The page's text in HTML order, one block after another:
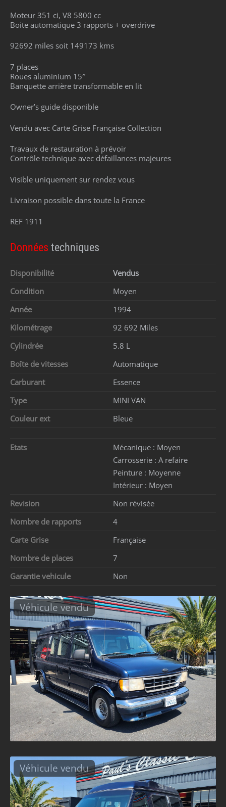
Moteur 351 ci, V8 5800 cc
Boite automatique 3 rapports + overdrive
92692 miles soit 149173 kms
7 places
Roues aluminium 15″
Banquette arrière transformable en lit
Owner’s guide disponible
Vendu avec Carte Grise Française Collection
Travaux de restauration à prévoir
Contrôle technique avec défaillances majeures
Visible uniquement sur rendez vous
Livraison possible dans toute la France
REF 1911
Données techniques
Disponibilité
Vendus
Condition
Moyen
Année
1994
Kilométrage
92 692 Miles
Cylindrée
5.8 L
Boîte de vitesses
Automatique
Carburant
Essence
Type
MINI VAN
Couleur ext
Bleue
Etats Mécanique : Moyen
Carrosserie : A refaire
Peinture : Moyenne
Intérieur : Moyen
Revision
Non révisée
Nombre de rapports
4
Carte Grise
Française
Nombre de places
7
Garantie vehicule
Non
Véhicule vendu
Véhicule vendu